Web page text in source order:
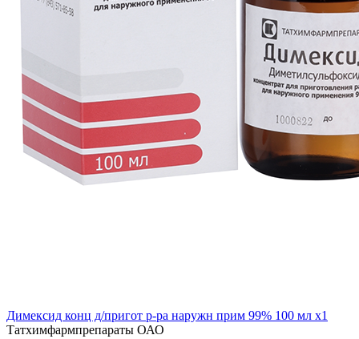
Димексид конц д/пригот р-ра наружн прим 99% 100 мл x1
Татхимфармпрепараты ОАО